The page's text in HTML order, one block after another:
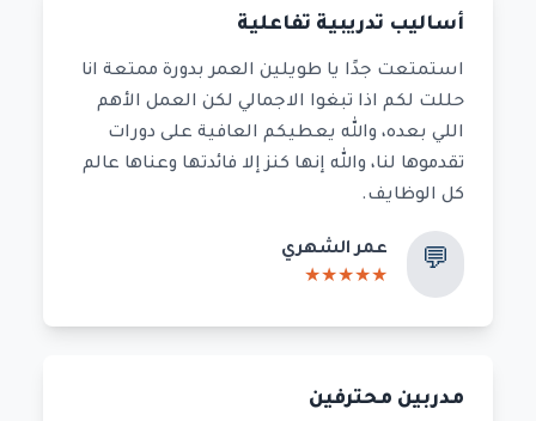
أساليب تدريبية تفاعلية
استمتعت جدًا يا طويلين العمر بدورة ممتعة انا
حللت لكم اذا تبغوا الاجمالي لكن العمل الأهم
اللي بعده، والله يعطيكم العافية على دورات
تقدموها لنا، والله إنها كنز إلا فائدتها وعناها عالم
كل الوظايف.
💬
عمر الشهري
★
★
★
★
★
مدربين محترفين